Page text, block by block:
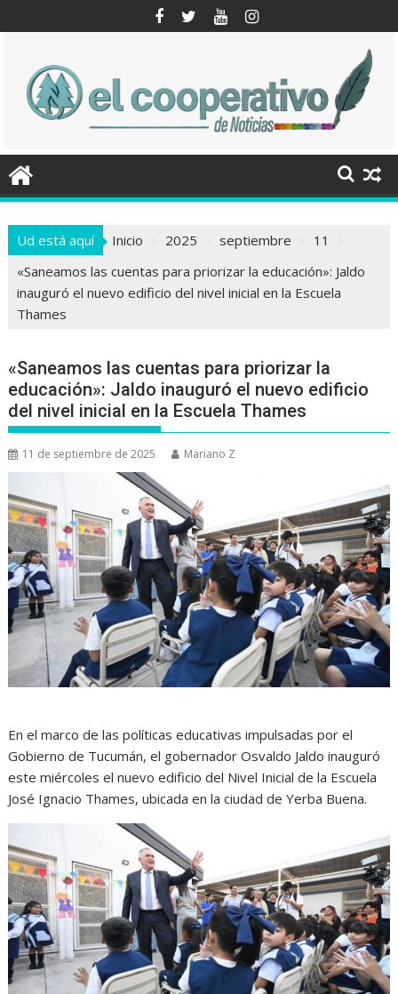
al
Ud está aquí Inicio 2025 septiembre
11
«Saneamos las cuentas para priorizar la educación»: Jaldo
inauguró el nuevo edificio del nivel inicial en la Escuela
Thames
«Saneamos las cuentas para priorizar la
educación»: Jaldo inauguró el nuevo edificio
del nivel inicial en la Escuela Thames
11 de septiembre de 2025 Mariano Z
En el marco de las políticas educativas impulsadas por el
Gobierno de Tucumán, el gobernador Osvaldo Jaldo inauguró
este miércoles el nuevo edificio del Nivel Inicial de la Escuela
José Ignacio Thames, ubicada en la ciudad de Yerba Buena.